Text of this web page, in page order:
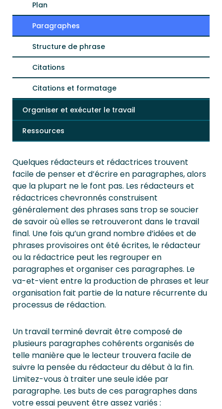
Plan
Paragraphes
Structure de phrase
Citations
Citations et formatage
Organiser et exécuter le travail
Ressources
Quelques rédacteurs et rédactrices trouvent
facile de penser et d’écrire en paragraphes, alors
que la plupart ne le font pas. Les rédacteurs et
rédactrices chevronnés construisent
généralement des phrases sans trop se soucier
de savoir où elles se retrouveront dans le travail
final. Une fois qu’un grand nombre d’idées et de
phrases provisoires ont été écrites, le rédacteur
ou la rédactrice peut les regrouper en
paragraphes et organiser ces paragraphes. Le
va-et-vient entre la production de phrases et leur
organisation fait partie de la nature récurrente du
processus de rédaction.
Un travail terminé devrait être composé de
plusieurs paragraphes cohérents organisés de
telle manière que le lecteur trouvera facile de
suivre la pensée du rédacteur du début à la fin.
Limitez-vous à traiter une seule idée par
paragraphe. Les buts de ces paragraphes dans
votre essai peuvent être assez variés :